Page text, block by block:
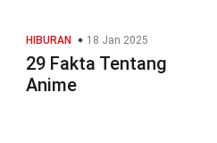
HIBURAN 18 Jan 2025
29 Fakta Tentang
Anime